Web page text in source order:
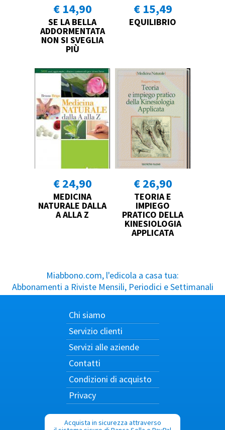
€ 14,90
SE LA BELLA
ADDORMENTATA
NON SI SVEGLIA
PIÙ
€ 15,49
EQUILIBRIO
€ 24,90
MEDICINA
NATURALE DALLA
A ALLA Z
€ 26,90
TEORIA E
IMPIEGO
PRATICO DELLA
KINESIOLOGIA
APPLICATA
Miabbono.com, l'edicola a casa tua:
Abbonamenti a Riviste Mensili, Periodici e Settimanali
Chi siamo
Servizio clienti
Servizi alle aziende
Contatti
Condizioni di acquisto
Privacy
Acquista in sicurezza attraverso